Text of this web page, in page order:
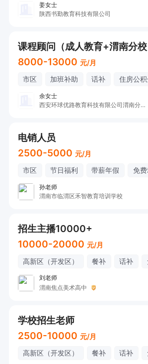
姜女士
陕西书勤教育科技有限公司
课程顾问（成人教育+渭南分校
8000-13000 元/月
市区 加班补助 话补 住房公积
余女士
西安环球优路教育科技有限公司渭南分公司
电销人员
2500-5000 元/月
市区 节日福利 带薪年假 免
孙老师
渭南市临渭区禾智教育培训学校
招生主播10000+
10000-20000 元/月
高新区（开发区） 餐补 话补
刘老师
渭南焦点美术高中
学校招生老师
2500-10000 元/月
高新区（开发区） 餐补 话补